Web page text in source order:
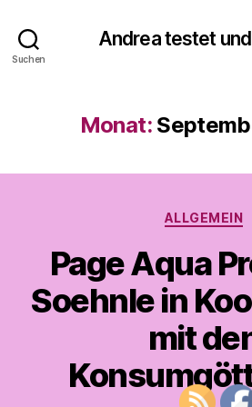
Suchen
Andrea testet
Monat:
ALLGEMEIN
Page Aqua
Soehnle in
mit
n
n
r
a
t
e
s